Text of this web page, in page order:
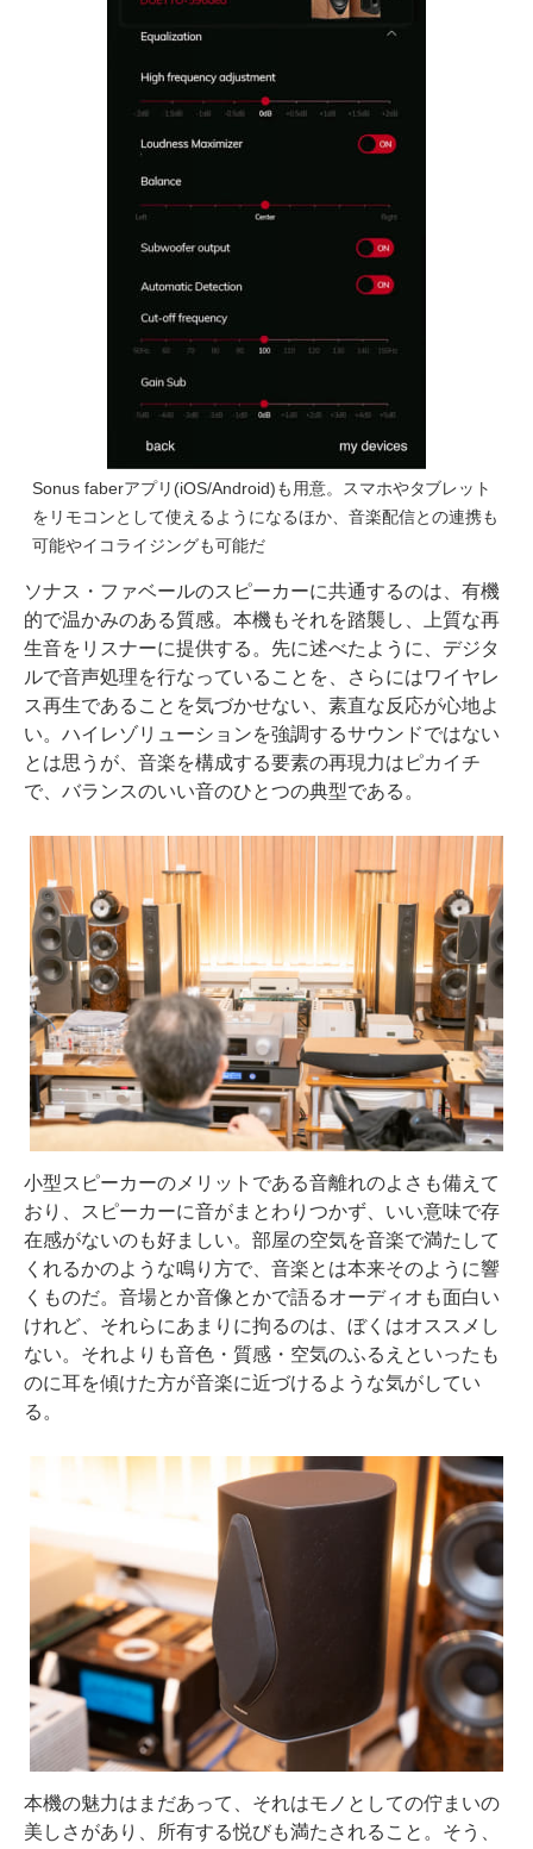
Sonus faberアプリ(iOS/Android)も用意。スマホやタブレット
をリモコンとして使えるようになるほか、音楽配信との連携も
可能やイコライジングも可能だ
ソナス・ファベールのスピーカーに共通するのは、有機
的で温かみのある質感。本機もそれを踏襲し、上質な再
生音をリスナーに提供する。先に述べたように、デジタ
ルで音声処理を行なっていることを、さらにはワイヤレ
ス再生であることを気づかせない、素直な反応が心地よ
い。ハイレゾリューションを強調するサウンドではない
とは思うが、音楽を構成する要素の再現力はピカイチ
で、バランスのいい音のひとつの典型である。
小型スピーカーのメリットである音離れのよさも備えて
おり、スピーカーに音がまとわりつかず、いい意味で存
在感がないのも好ましい。部屋の空気を音楽で満たして
くれるかのような鳴り方で、音楽とは本来そのように響
くものだ。音場とか音像とかで語るオーディオも面白い
けれど、それらにあまりに拘るのは、ぼくはオススメし
ない。それよりも音色・質感・空気のふるえといったも
のに耳を傾けた方が音楽に近づけるような気がしてい
る。
本機の魅力はまだあって、それはモノとしての佇まいの
美しさがあり、所有する悦びも満たされること。そう、